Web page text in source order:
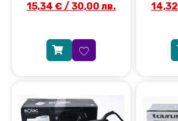
15,34 € / 30,00 лв.
14,32